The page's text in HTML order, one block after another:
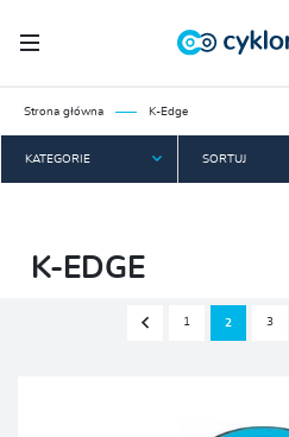
Strona główna K-Edge
KATEGORIE SORTUJ
K-EDGE
1 2 3